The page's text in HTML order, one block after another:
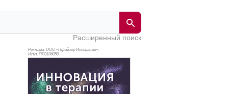
Расширенный поиск
Реклама. ООО «Пфайзер Инновации»,
ИНН 7703106050